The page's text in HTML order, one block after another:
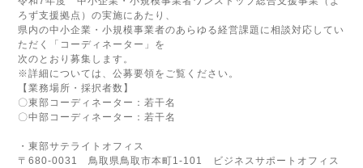
ろず支援拠点）の実施にあたり、
県内の中小企業・小規模事業者のあらゆる経営課題に相談対応してい
ただく「コーディネーター」を
次のとおり募集します。
※詳細については、公募要領をご覧ください。
【業務場所・採択者数】
〇東部コーディネーター：若干名
〇中部コーディネーター：若干名
・東部サテライトオフィス
〒680-0031 鳥取県鳥取市本町1-101 ビジネスサポートオフィス